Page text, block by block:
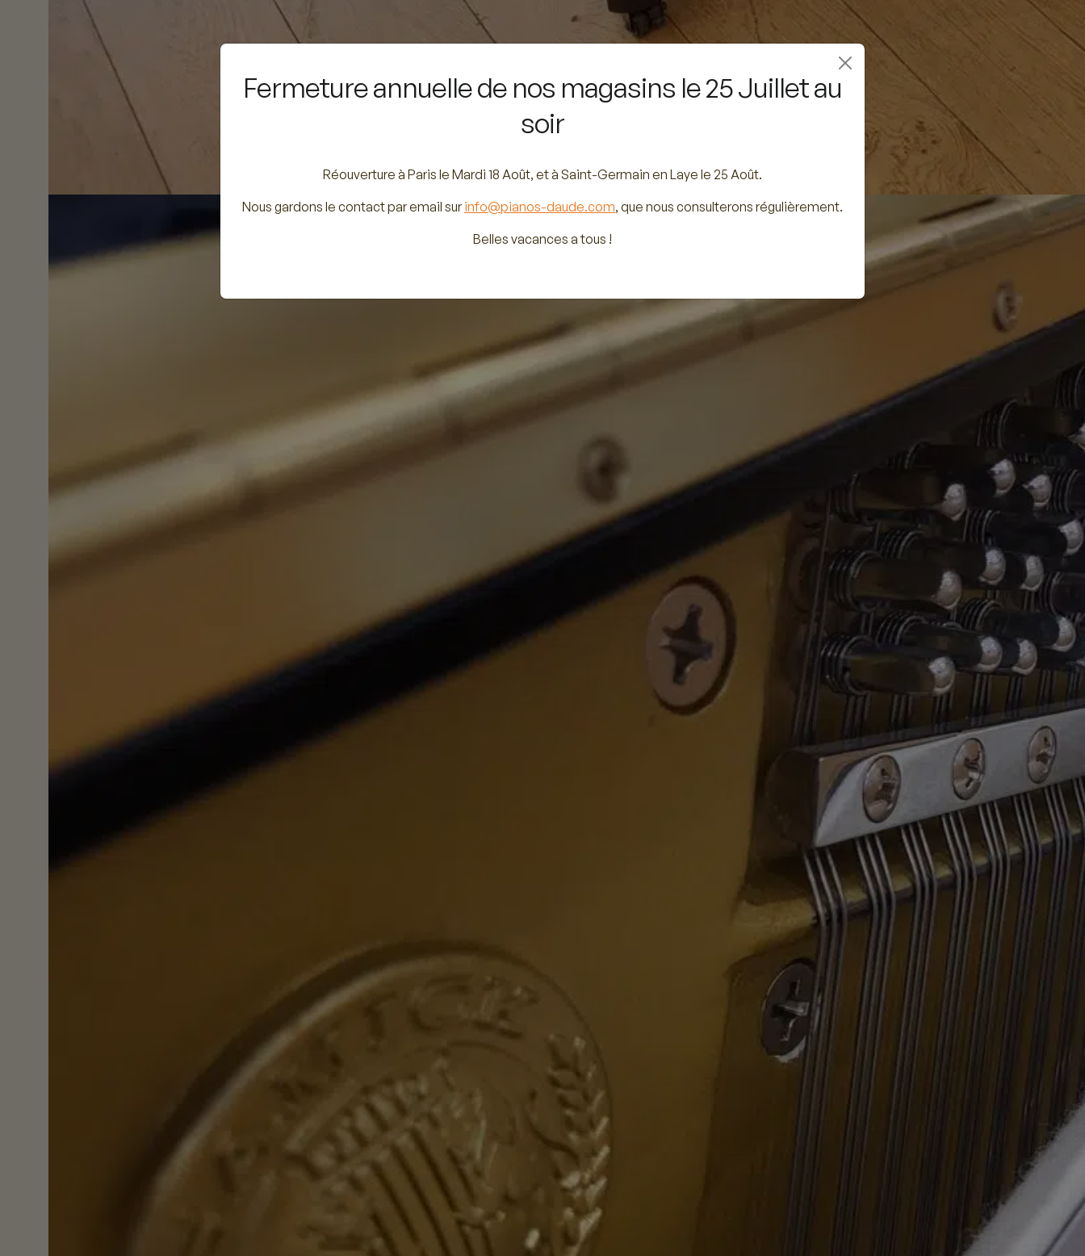
Fermeture annuelle de nos magasins le 25 Juillet au
soir
Réouverture à Paris le Mardi 18 Août, et à Saint-Germain en Laye le 25 Août.
Nous gardons le contact par email surinfo@pianos-daude.com, que nous consulterons régulièrement.
Belles vacances a tous !